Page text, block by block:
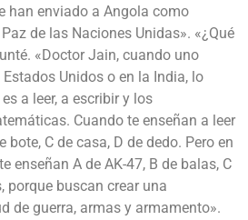
han enviado a Angola como
de las Naciones Unidas». «¿Qué
«Doctor Jain, cuando uno
Unidos o en la India, lo
a leer, a escribir y los
Cuando te enseñan a leer
bote, C de casa, D de dedo. Pero en
enseñan A de AK-47, B de balas, C
porque buscan crear una
de guerra, armas y armamento».